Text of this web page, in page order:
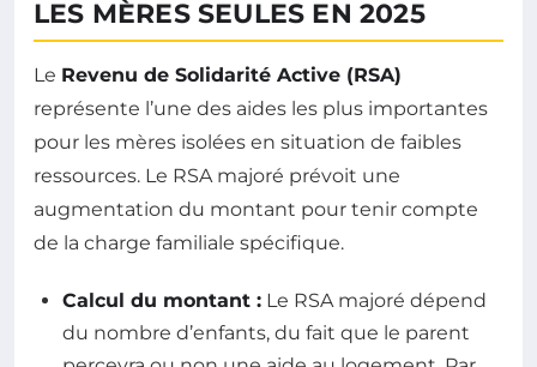
LES MÈRES SEULES EN 2025
Le Revenu de Solidarité Active (RSA)
représente l’une des aides les plus importantes
pour les mères isolées en situation de faibles
ressources. Le RSA majoré prévoit une
augmentation du montant pour tenir compte
de la charge familiale spécifique.
Calcul du montant : Le RSA majoré dépend
du nombre d’enfants, du fait que le parent